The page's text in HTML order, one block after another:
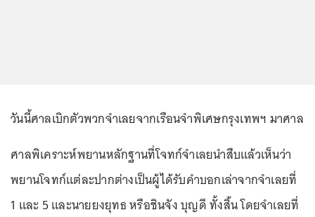
วันนี้ศาลเบิกตัวพวกจำเลยจากเรือนจำพิเศษกรุงเทพฯ มาศาล
ศาลพิเคราะห์พยานหลักฐานที่โจทก์จำเลยนำสืบแล้วเห็นว่า
พยานโจทก์แต่ละปากต่างเป็นผู้ได้รับคำบอกเล่าจากจำเลยที่
1 และ 5 และนายยงยุทธ หรือชินจัง บุญดี ทั้งสิ้น โดยจำเลยที่